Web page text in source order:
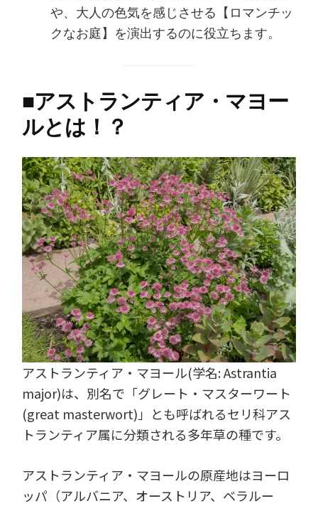
や、大人の色気を感じさせる【ロマンチッ
クなお庭】を演出するのに役立ちます。
■アストランティア・マヨー
ルとは！？
アストランティア・マヨール(学名: Astrantia
major)は、別名で「グレート・マスターワート
(great masterwort)」とも呼ばれるセリ科アス
トランティア属に分類される多年草の種です。
アストランティア・マヨールの原産地はヨーロ
ッパ（アルバニア、オーストリア、ベラルー